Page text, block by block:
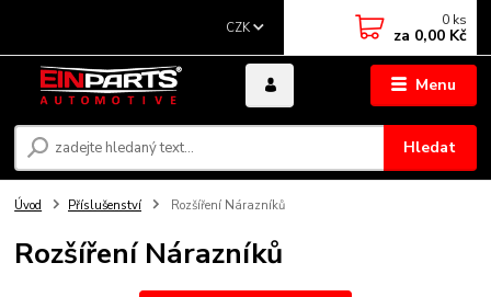
Menu
CZK
Hledat
0 ks
za 0,00 Kč
Úvod Příslušenství Rozšíření Nárazníků
Rozšíření Nárazníků